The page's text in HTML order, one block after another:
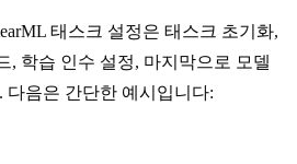
태스크 설정은 태스크 초기화,
, 학습 인수 설정, 마지막으로 모델
다음은 간단한 예시입니다: